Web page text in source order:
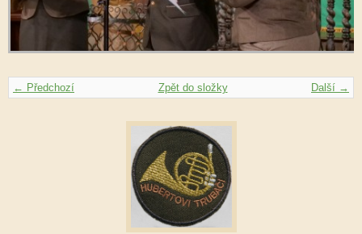
← Předchozí Další →
Zpět do složky